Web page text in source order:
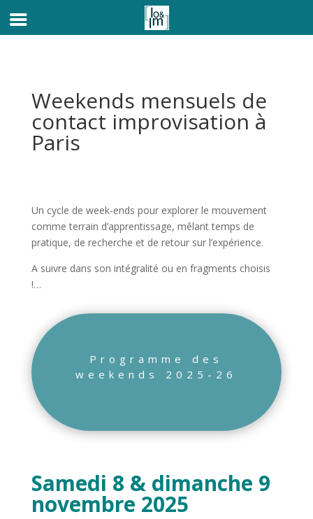
Weekends mensuels de
contact improvisation à
Paris
Un cycle de week-ends pour explorer le mouvement
comme terrain d’apprentissage, mêlant temps de
pratique, de recherche et de retour sur l’expérience.
A suivre dans son intégralité ou en fragments choisis
!…
Programme des
weekends 2025-26
Samedi 8 & dimanche 9
novembre 2025